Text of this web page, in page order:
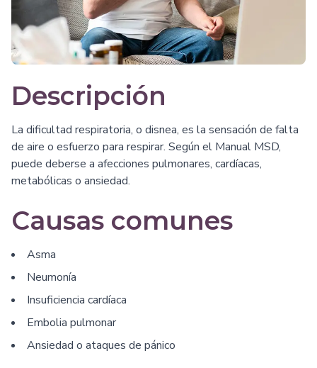
Descripción
La dificultad respiratoria, o disnea, es la sensación de falta
de aire o esfuerzo para respirar. Según el Manual MSD,
puede deberse a afecciones pulmonares, cardíacas,
metabólicas o ansiedad.
Causas comunes
Asma
Neumonía
Insuficiencia cardíaca
Embolia pulmonar
Ansiedad o ataques de pánico